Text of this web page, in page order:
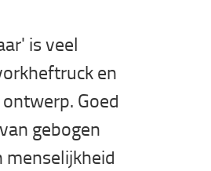
is veel
en
Goed
gebogen